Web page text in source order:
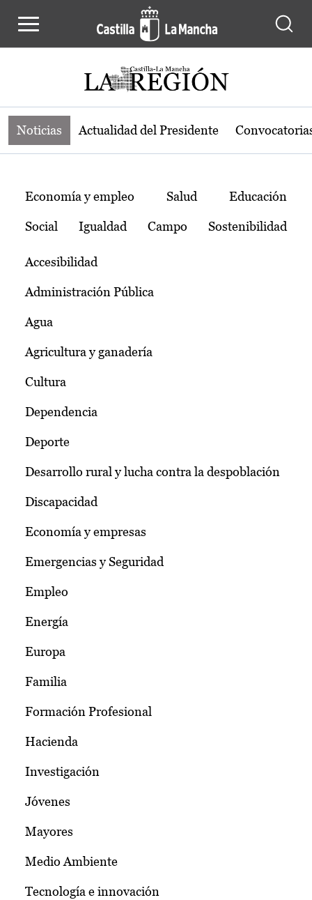
Noticias de la región de Castilla-La
Noticias Actualidad del Presidente
Temas
Economía y empleo Salud Educación
Social Igualdad Campo Sostenibilidad
Accesibilidad
Administración Pública
Agua
Agricultura y ganadería
Cultura
Dependencia
Deporte
Desarrollo rural y lucha contra la despoblación
Discapacidad
Economía y empresas
Emergencias y Seguridad
Empleo
Energía
Europa
Familia
Formación Profesional
Hacienda
Investigación
Jóvenes
Mayores
Medio Ambiente
Tecnología e innovación